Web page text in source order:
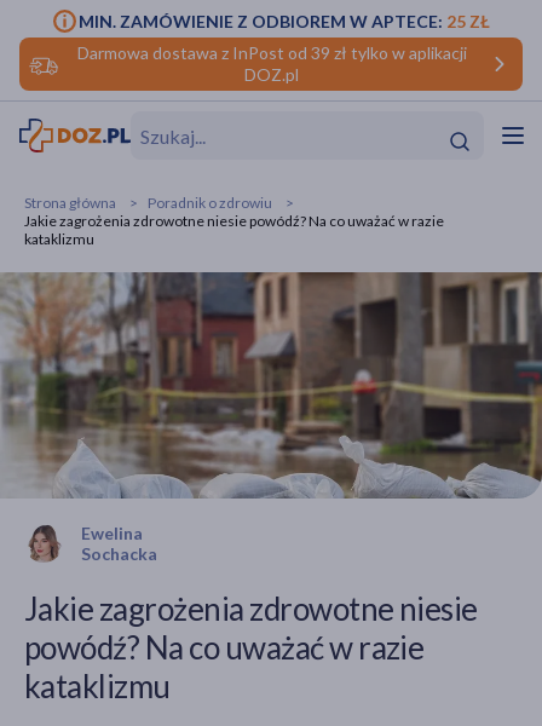
Darmowa dostawa z InPost od 39 zł tylko w aplikacji
DOZ.pl
MIN. ZAMÓWIENIE Z ODBIOREM W APTECE: 25 ZŁ
Hit
Hit
Hit
makijażu
Strona główna
Poradnik o zdrowiu
Jakie zagrożenia zdrowotne niesie powódź? Na co uważać w razie
kataklizmu
Ewelina
Sochacka
Jakie zagrożenia zdrowotne niesie
powódź? Na co uważać w razie
kataklizmu